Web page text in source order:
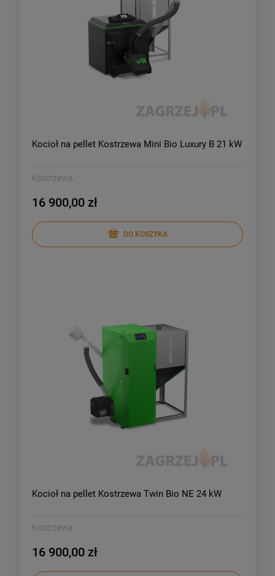
Kocioł na pellet Kostrzewa Mini Bio Luxury B 21 kW
Kostrzewa
16 900,00 zł
DO KOSZYKA
Kocioł na pellet Kostrzewa Twin Bio NE 24 kW
Kostrzewa
16 900,00 zł